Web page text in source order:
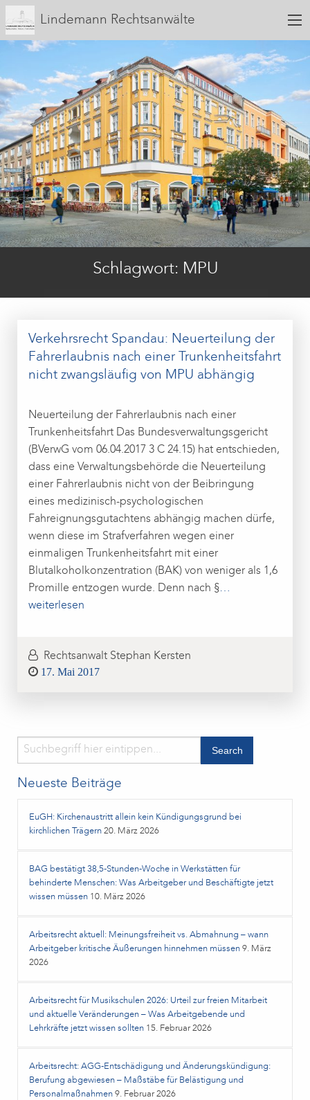
Lindemann Rechtsanwälte
Schlagwort: MPU
Verkehrsrecht Spandau: Neuerteilung der
Fahrerlaubnis nach einer Trunkenheitsfahrt
nicht zwangsläufig von MPU abhängig
Neuerteilung der Fahrerlaubnis nach einer
Trunkenheitsfahrt Das Bundesverwaltungsgericht
(BVerwG vom 06.04.2017 3 C 24.15) hat entschieden,
dass eine Verwaltungsbehörde die Neuerteilung
einer Fahrerlaubnis nicht von der Beibringung
eines medizinisch-psychologischen
Fahreignungsgutachtens abhängig machen dürfe,
wenn diese im Strafverfahren wegen einer
einmaligen Trunkenheitsfahrt mit einer
Blutalkoholkonzentration (BAK) von weniger als 1,6
Promille entzogen wurde. Denn nach §…
weiterlesen
Rechtsanwalt Stephan Kersten
Posted
17. Mai 2017
Neueste Beiträge
EuGH: Kirchenaustritt allein kein Kündigungsgrund bei
kirchlichen Trägern 20. März 2026
BAG bestätigt 38,5‑Stunden‑Woche in Werkstätten für
behinderte Menschen: Was Arbeitgeber und Beschäftigte jetzt
wissen müssen 10. März 2026
Arbeitsrecht aktuell: Meinungsfreiheit vs. Abmahnung – wann
Arbeitgeber kritische Äußerungen hinnehmen müssen 9. März
2026
Arbeitsrecht für Musikschulen 2026: Urteil zur freien Mitarbeit
und aktuelle Veränderungen – Was Arbeitgebende und
Lehrkräfte jetzt wissen sollten 15. Februar 2026
Arbeitsrecht: AGG-Entschädigung und Änderungskündigung:
Berufung abgewiesen – Maßstäbe für Belästigung und
Personalmaßnahmen 9. Februar 2026